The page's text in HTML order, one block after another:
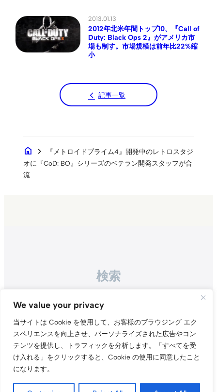
We value your privacy
当サイトは Cookie を使用して、お客様のブラウジング エク
スペリエンスを向上させ、パーソナライズされた広告やコン
テンツを提供し、トラフィックを分析します。
「すべてを受
け入れる」をクリックすると、Cookie の使用に同意したこと
になります。
2013.01.13
2012年北米年間トップ10、『Call of
Duty: Black Ops 2』がアメリカ市
場も制す。市場規模は前年比22%縮
小
記事一覧
home chevron_right
『メトロイドプライム4』開発中のレトロスタジ
オに『CoD: BO』シリーズのベテラン開発スタッフが合
流
検索
Search